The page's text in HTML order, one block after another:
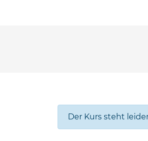
Der Kurs steht